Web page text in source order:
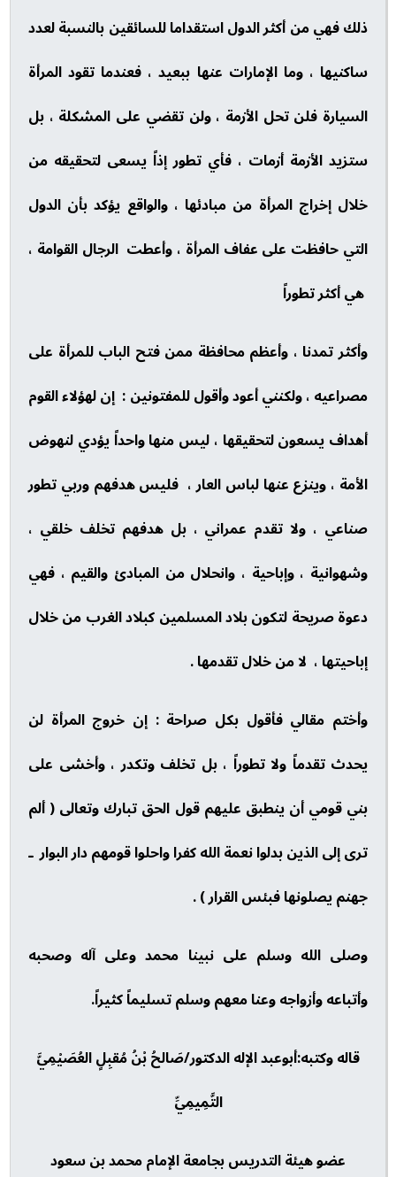
ذلك فهي من أكثر الدول استقداما للسائقين بالنسبة لعدد
ساكنيها ، وما الإمارات عنها ببعيد ، فعندما تقود المرأة
السيارة فلن تحل الأزمة ، ولن تقضي على المشكلة ، بل
ستزيد الأزمة أزمات ، فأي تطور إذاً يسعى لتحقيقه من
خلال إخراج المرأة من مبادئها ، والواقع يؤكد بأن الدول
التي حافظت على عفاف المرأة ، وأعطت الرجال القوامة ،
هي أكثر تطوراً
وأكثر تمدنا ، وأعظم محافظة ممن فتح الباب للمرأة على
مصراعيه ، ولكنني أعود وأقول للمفتونين : إن لهؤلاء القوم
أهداف يسعون لتحقيقها ، ليس منها واحداً يؤدي لنهوض
الأمة ، وينزع عنها لباس العار ، فليس هدفهم وربي تطور
صناعي ، ولا تقدم عمراني ، بل هدفهم تخلف خلقي ،
وشهوانية ، وإباحية ، وانحلال من المبادئ والقيم ، فهي
دعوة صريحة لتكون بلاد المسلمين كبلاد الغرب من خلال
إباحيتها ، لا من خلال تقدمها .
وأختم مقالي فأقول بكل صراحة : إن خروج المرأة لن
يحدث تقدماً ولا تطوراً ، بل تخلف وتكدر ، وأخشى على
بني قومي أن ينطبق عليهم قول الحق تبارك وتعالى ( ألم
ترى إلى الذين بدلوا نعمة الله كفرا واحلوا قومهم دار البوار ـ
جهنم يصلونها فبئس القرار ) .
وصلى الله وسلم على نبينا محمد وعلى آله وصحبه
وأتباعه وأزواجه وعنا معهم وسلم تسليماً كثيراً.
قاله وكتبه:أبوعبد الإله الدكتور/صَالحُ بْنُ مُقبِلٍ العُصَيْمِيَّ
التَّمِيمِيِّ
عضو هيئة التدريس بجامعة الإمام محمد بن سعود